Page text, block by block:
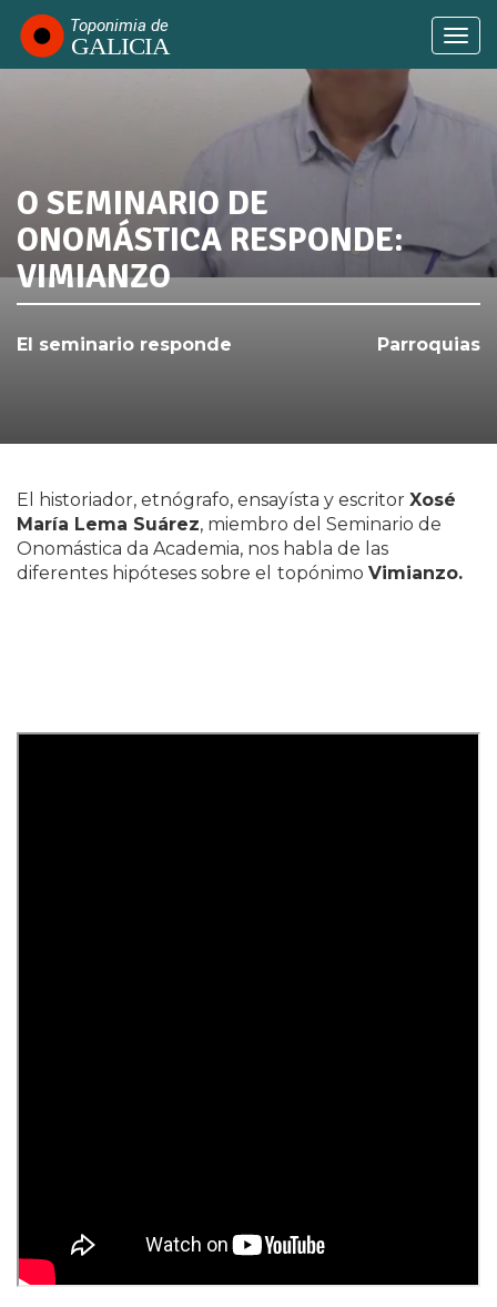
Pasar
contenido
O SEMINARIO DE
ONOMÁSTICA RESPONDE:
VIMIANZO
El seminario responde Parroquias
El historiador, etnógrafo, ensayísta y escritor Xosé
María Lema Suárez, miembro del Seminario de
Onomástica da Academia, nos habla de las
diferentes hipóteses sobre el topónimo Vimianzo.